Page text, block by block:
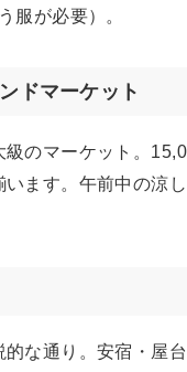
服が必要）。
ドマーケット
のマーケット。
ます。午前中の涼
な通り。安宿・屋